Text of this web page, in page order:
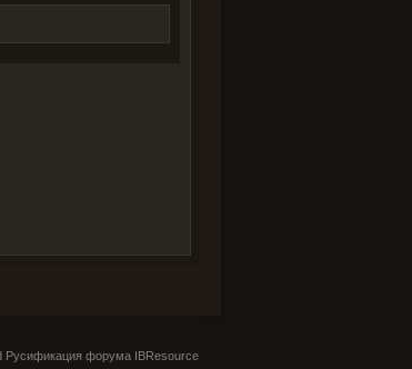
Русификация форума IBResource